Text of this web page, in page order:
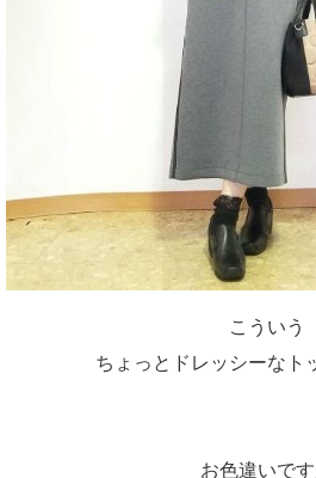
こういう
ちょっとドレッシーなト
お色違いで